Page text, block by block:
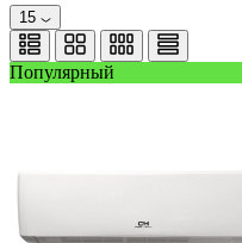
15
Популярный